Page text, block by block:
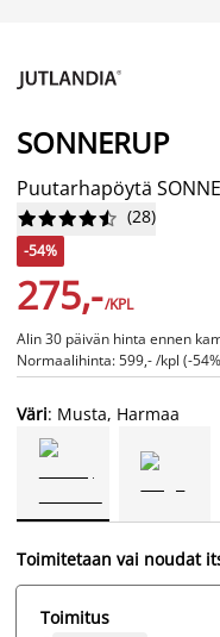
SONNERUP
Puutarhapöytä





 (28)
-54%
275,-/KPL
Alin 30 päivän hinta ennen
Normaalihinta: 599,- /kpl (-
Väri: Musta, Harmaa
Toimitetaan vai noudat
Toimitus